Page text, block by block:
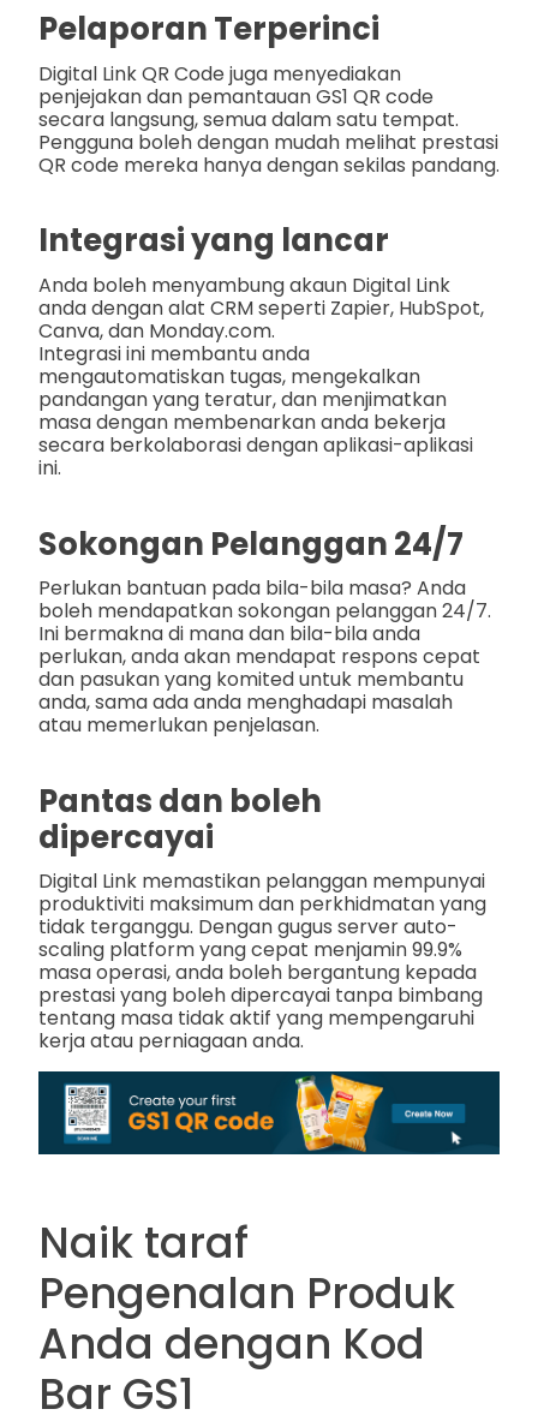
Pelaporan Terperinci
Digital Link QR Code juga menyediakan
penjejakan dan pemantauan GS1 QR code
secara langsung, semua dalam satu tempat.
Pengguna boleh dengan mudah melihat prestasi
QR code mereka hanya dengan sekilas pandang.
Integrasi yang lancar
Anda boleh menyambung akaun Digital Link
anda dengan alat CRM seperti Zapier, HubSpot,
Canva, dan Monday.com.
Integrasi ini membantu anda
mengautomatiskan tugas, mengekalkan
pandangan yang teratur, dan menjimatkan
masa dengan membenarkan anda bekerja
secara berkolaborasi dengan aplikasi-aplikasi
ini.
Sokongan Pelanggan 24/7
Perlukan bantuan pada bila-bila masa? Anda
boleh mendapatkan sokongan pelanggan 24/7.
Ini bermakna di mana dan bila-bila anda
perlukan, anda akan mendapat respons cepat
dan pasukan yang komited untuk membantu
anda, sama ada anda menghadapi masalah
atau memerlukan penjelasan.
Pantas dan boleh
dipercayai
Digital Link memastikan pelanggan mempunyai
produktiviti maksimum dan perkhidmatan yang
tidak terganggu. Dengan gugus server auto-
scaling platform yang cepat menjamin 99.9%
masa operasi, anda boleh bergantung kepada
prestasi yang boleh dipercayai tanpa bimbang
tentang masa tidak aktif yang mempengaruhi
kerja atau perniagaan anda.
Naik taraf
Pengenalan Produk
Anda dengan Kod
Bar GS1